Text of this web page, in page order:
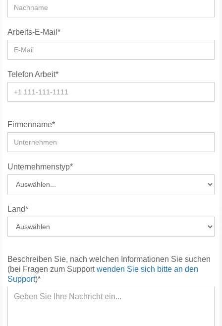
Arbeits-E-Mail*
Telefon Arbeit*
Firmenname*
Unternehmenstyp*
Land*
Beschreiben Sie, nach welchen Informationen Sie suchen
(bei Fragen zum Supportwenden Sie sich bitte an den
Support)*